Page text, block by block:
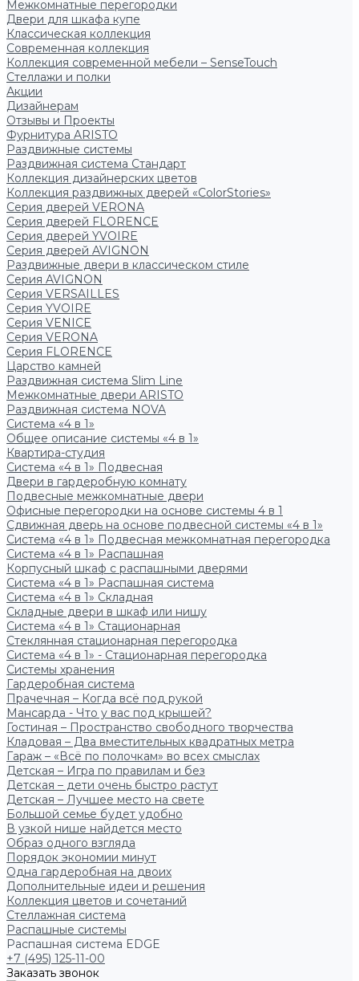
Межкомнатные перегородки
Двери для шкафа купе
Классическая коллекция
Современная коллекция
Коллекция современной мебели – SenseTouch
Стеллажи и полки
Акции
Дизайнерам
Отзывы и Проекты
Фурнитура ARISTO
Раздвижные системы
Раздвижная система Стандарт
Коллекция дизайнерских цветов
Коллекция раздвижных дверей «ColorStories»
Серия дверей VERONA
Серия дверей FLORENCE
Серия дверей YVOIRE
Серия дверей AVIGNON
Раздвижные двери в классическом стиле
Серия AVIGNON
Серия VERSAILLES
Серия YVOIRE
Серия VENICE
Серия VERONA
Серия FLORENCE
Царство камней
Раздвижная система Slim Line
Межкомнатные двери ARISTO
Раздвижная система NOVA
Система «4 в 1»
Общее описание системы «4 в 1»
Квартира-студия
Система «4 в 1» Подвесная
Двери в гардеробную комнату
Подвесные межкомнатные двери
Офисные перегородки на основе системы 4 в 1
Сдвижная дверь на основе подвесной системы «4 в 1»
Система «4 в 1» Подвесная межкомнатная перегородка
Система «4 в 1» Распашная
Корпусный шкаф с распашными дверями
Система «4 в 1» Распашная система
Система «4 в 1» Складная
Складные двери в шкаф или нишу
Система «4 в 1» Стационарная
Стеклянная стационарная перегородка
Система «4 в 1» - Стационарная перегородка
Системы хранения
Гардеробная система
Прачечная – Когда всё под рукой
Мансарда - Что у вас под крышей?
Гостиная – Пространство свободного творчества
Кладовая – Два вместительных квадратных метра
Гараж – «Всё по полочкам» во всех смыслах
Детская – Игра по правилам и без
Детская – дети очень быстро растут
Детская – Лучшее место на свете
Большой семье будет удобно
В узкой нише найдется место
Образ одного взгляда
Порядок экономии минут
Одна гардеробная на двоих
Дополнительные идеи и решения
Коллекция цветов и сочетаний
Стеллажная система
Распашные системы
Распашная система EDGE
+7 (495) 125-11-00
Заказать звонок